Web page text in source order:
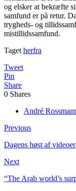
og elsker at bekræfte
samfund er på retur.
trygheds- og
mistillidssamfund.
Taget herfra
Tweet
Pin
Share
0 Shares
André
Previous
Dagens høst af videoer
Next
“The Arab world’s